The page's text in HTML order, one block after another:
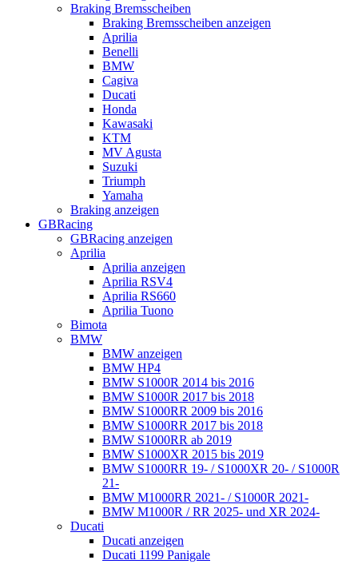
Braking Bremsscheiben
Braking Bremsscheiben anzeigen
Aprilia
Benelli
BMW
Cagiva
Ducati
Honda
Kawasaki
KTM
MV Agusta
Suzuki
Triumph
Yamaha
Braking anzeigen
GBRacing
GBRacing anzeigen
Aprilia
Aprilia anzeigen
Aprilia RSV4
Aprilia RS660
Aprilia Tuono
Bimota
BMW
BMW anzeigen
BMW HP4
BMW S1000R 2014 bis 2016
BMW S1000R 2017 bis 2018
BMW S1000RR 2009 bis 2016
BMW S1000RR 2017 bis 2018
BMW S1000RR ab 2019
BMW S1000XR 2015 bis 2019
BMW S1000RR 19- / S1000XR 20- / S1000R
21-
BMW M1000RR 2021- / S1000R 2021-
BMW M1000R / RR 2025- und XR 2024-
Ducati
Ducati anzeigen
Ducati 1199 Panigale